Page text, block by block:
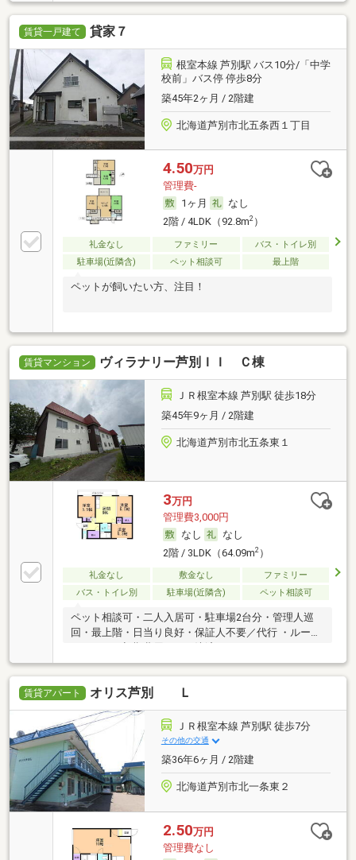
賃貸一戸建て 貸家７
根室本線 芦別駅 バス10分/「中学
校前」バス停 停歩8分
築45年2ヶ月 / 2階建
北海道芦別市北五条西１丁目
4.50万円
管理費-
1ヶ月
なし
2階 / 4LDK（92.8m2）
礼金なし ファミリー
バス・トイレ別
駐車場(近隣含)
ペット相談可 最上階
ペットが飼いたい方、注目！
賃貸マンション ヴィラナリー芦別ＩＩ Ｃ棟
ＪＲ根室本線 芦別駅 徒歩18分
築45年9ヶ月 / 2階建
北海道芦別市北五条東１
3万円
管理費3,000円
なし
なし
2階 / 3LDK（64.09m2）
礼金なし 敷金なし
ファミリー
バス・トイレ別
駐車場(近隣含) ペット相談可
ペット相談可・二人入居可・駐車場2台分・管理人巡
回・最上階・日当り良好・保証人不要／代行 ・ルーム
賃貸アパート オリス芦別 Ｌ
ＪＲ根室本線 芦別駅 徒歩7分
その他の交通
築36年6ヶ月 / 2階建
北海道芦別市北一条東２
2.50万円
管理費なし